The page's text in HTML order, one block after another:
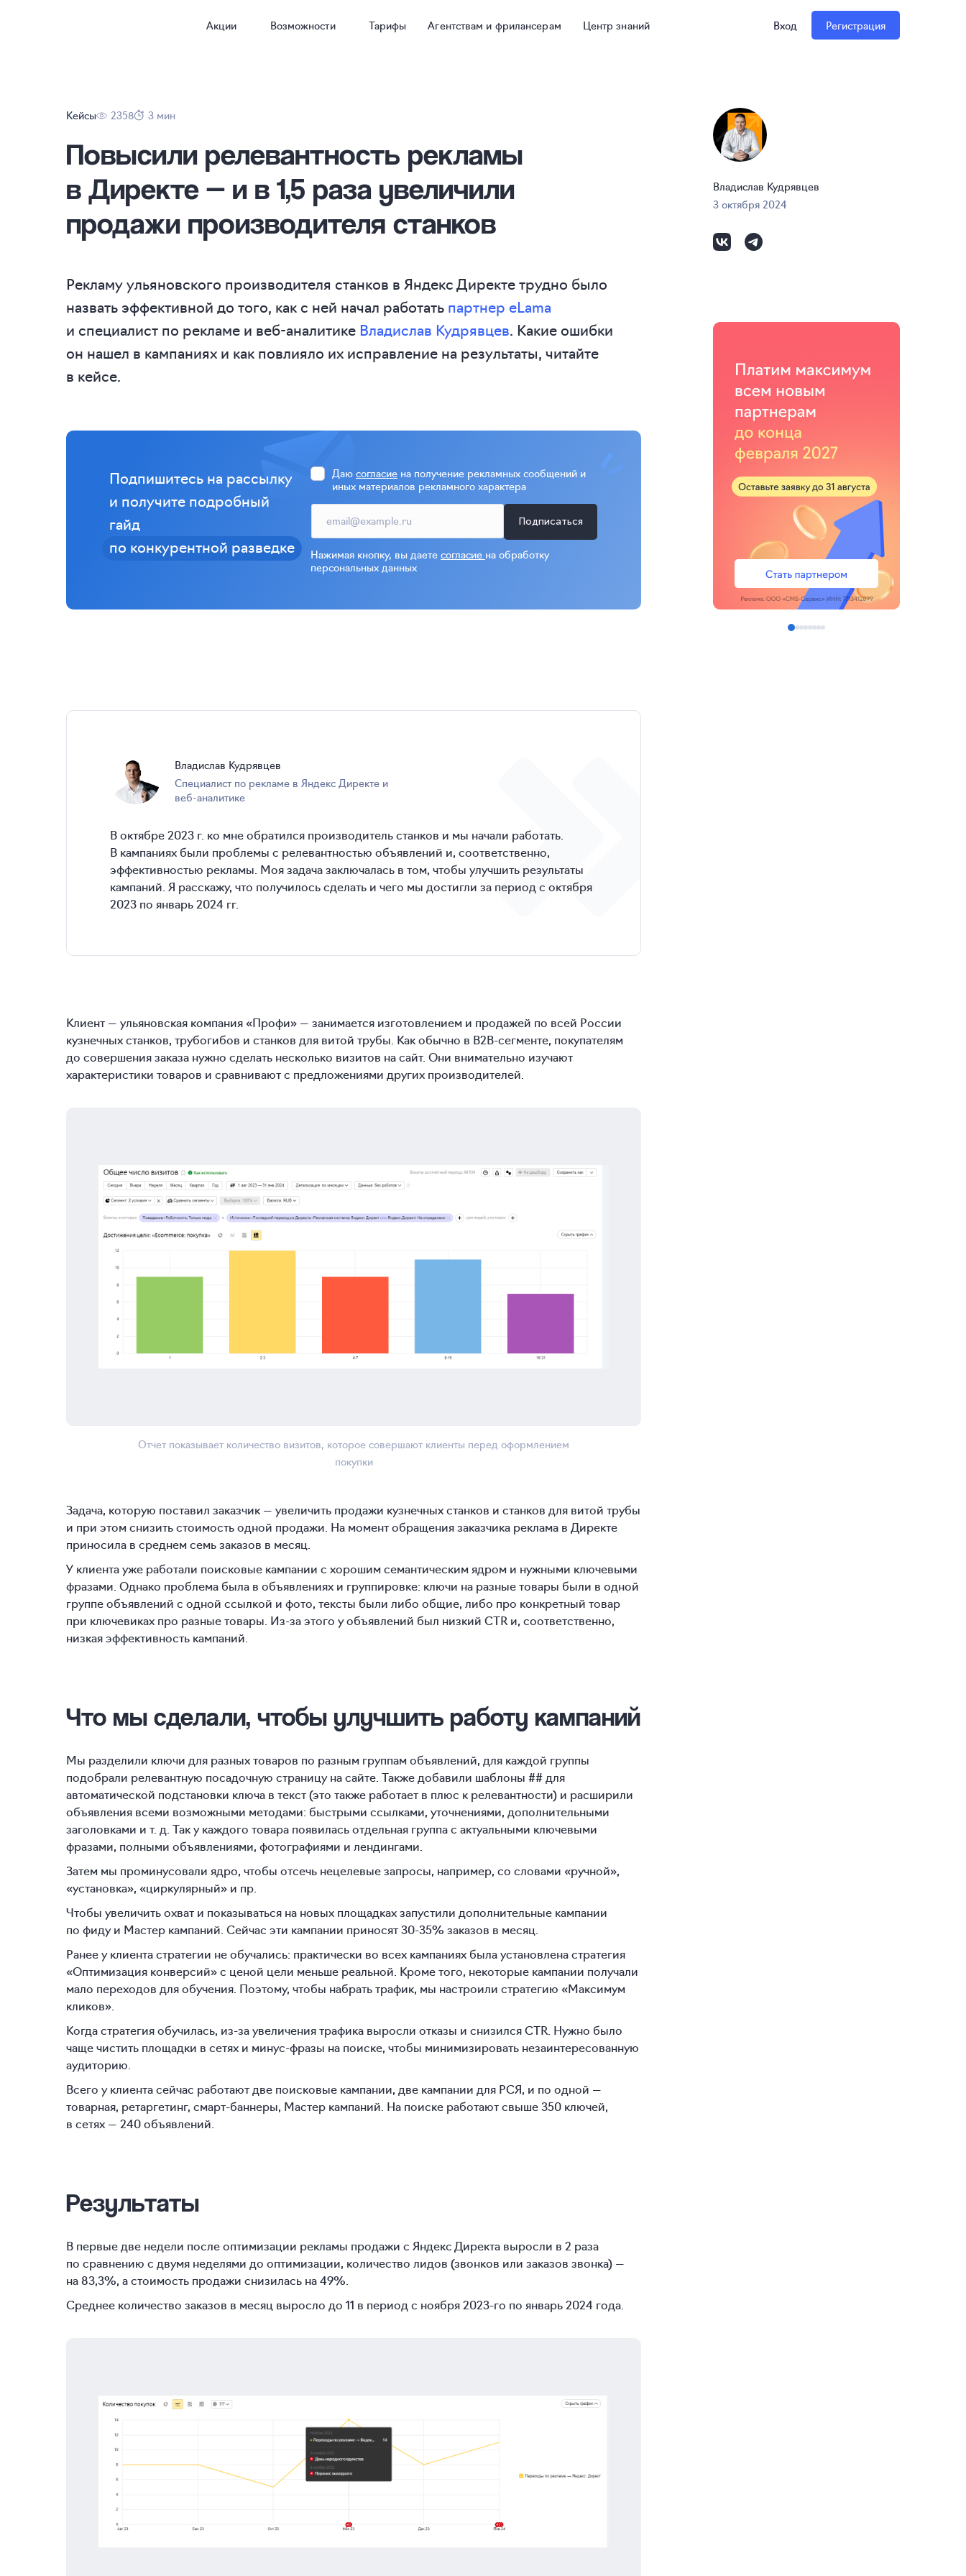
Акции Возможности Тарифы Агентствам и фрилансерам Центр знаний Вход Регистрация
Кейсы 2358 3 мин
Повысили релевантность рекламы
в Директе — и в 1,5 раза увеличили
продажи производителя станков
Рекламу ульяновского производителя станков в Яндекс Директе трудно было
назвать эффективной до того, как с ней начал работать партнер eLama
и специалист по рекламе и веб-аналитике Владислав Кудрявцев. Какие ошибки
он нашел в кампаниях и как повлияло их исправление на результаты, читайте
в кейсе.
Подпишитесь на рассылку
и получите подробный
гайд
по конкурентной разведке
Даю согласие на получение рекламных сообщений и
иных материалов рекламного характера
Подписаться
Нажимая кнопку, вы даете согласие на обработку
персональных данных
Владислав Кудрявцев
специалист по рекламе в Яндекс Директе и
веб-аналитике
В октябре 2023 г. ко мне обратился производитель станков и мы начали работать.
В кампаниях были проблемы с релевантностью объявлений и, соответственно,
эффективностью рекламы. Моя задача заключалась в том, чтобы улучшить результаты
кампаний. Я расскажу, что получилось сделать и чего мы достигли за период с октября
2023 по январь 2024 гг.
Клиент — ульяновская компания «Профи» — занимается изготовлением и продажей по всей России
кузнечных станков, трубогибов и станков для витой трубы. Как обычно в B2B-сегменте, покупателям
до совершения заказа нужно сделать несколько визитов на сайт. Они внимательно изучают
характеристики товаров и сравнивают с предложениями других производителей.
Отчет показывает количество визитов, которое совершают клиенты перед оформлением
покупки
Задача, которую поставил заказчик — увеличить продажи кузнечных станков и станков для витой трубы
и при этом снизить стоимость одной продажи. На момент обращения заказчика реклама в Директе
приносила в среднем семь заказов в месяц.
У клиента уже работали поисковые кампании с хорошим семантическим ядром и нужными ключевыми
фразами. Однако проблема была в объявлениях и группировке: ключи на разные товары были в одной
группе объявлений с одной ссылкой и фото, тексты были либо общие, либо про конкретный товар
при ключевиках про разные товары. Из-за этого у объявлений был низкий CTR и, соответственно,
низкая эффективность кампаний.
Что мы сделали, чтобы улучшить работу кампаний
Мы разделили ключи для разных товаров по разным группам объявлений, для каждой группы
подобрали релевантную посадочную страницу на сайте. Также добавили шаблоны ## для
автоматической подстановки ключа в текст (это также работает в плюс к релевантности) и расширили
объявления всеми возможными методами: быстрыми ссылками, уточнениями, дополнительными
заголовками и т. д. Так у каждого товара появилась отдельная группа с актуальными ключевыми
фразами, полными объявлениями, фотографиями и лендингами.
Затем мы проминусовали ядро, чтобы отсечь нецелевые запросы, например, со словами «ручной»,
«установка», «циркулярный» и пр.
Чтобы увеличить охват и показываться на новых площадках запустили дополнительные кампании
по фиду и Мастер кампаний. Сейчас эти кампании приносят30-35% заказов в месяц.
Ранее у клиента стратегии не обучались: практически во всех кампаниях была установлена стратегия
«Оптимизация конверсий» с ценой цели меньше реальной. Кроме того, некоторые кампании получали
мало переходов для обучения. Поэтому, чтобы набрать трафик, мы настроили стратегию «Максимум
кликов».
Когда стратегия обучилась, из-за увеличения трафика выросли отказы и снизился CTR. Нужно было
чаще чистить площадки в сетях и минус-фразы на поиске, чтобы минимизировать незаинтересованную
аудиторию.
Всего у клиента сейчас работают две поисковые кампании, две кампании для РСЯ, и по одной —
товарная, ретаргетинг, смарт-баннеры, Мастер кампаний. На поиске работают свыше 350 ключей,
в сетях — 240 объявлений.
Результаты
В первые две недели после оптимизации рекламы продажи с Яндекс Директа выросли в 2 раза
по сравнению с двумя неделями до оптимизации, количество лидов (звонков или заказов звонка) —
на 83,3%, а стоимость продажи снизилась на 49%.
Среднее количество заказов в месяц выросло до 11 в период с ноября2023-го по январь 2024 года.
Владислав Кудрявцев
3 октября 2024